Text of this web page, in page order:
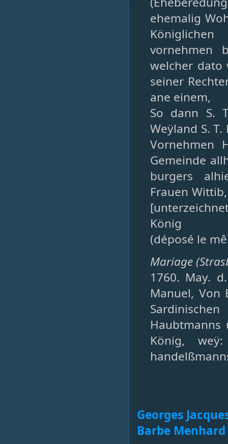
ehemalig
vornehmen
welcher dato
seiner
ane einem,
So dann S.
Weÿland S.
Vornehmen
Gemeinde
burgers
Frauen
König
(déposé le
Mariage
1760. May.
Manuel, Von
Haubtmanns
König,
Georges
Barbe